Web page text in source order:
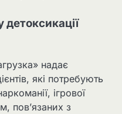
детоксикації
надає
які потребують
ігрової
пов’язаних з